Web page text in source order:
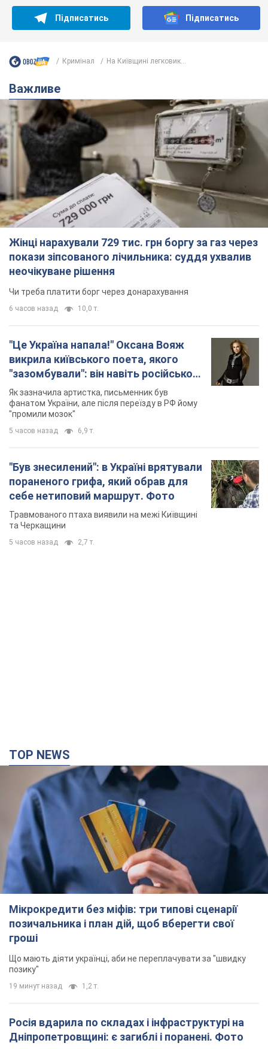
Підписатись Підписатись
Кримінал На Київщині легковик...
Важливе
Жінці нарахували 729 тис. грн боргу за газ через
покази зіпсованого лічильника: суддя ухвалив
неочікуване рішення
Чи треба платити борг через донарахування
6 часов назад 10,0 т.
"Це Україна напала!" Оксана Вояж
викрила київського поета, якого
"зазомбували": він навіть російської
не знав, а тепер хоче геноциду
українців
Як зазначила артистка, письменник був
фанатом України, але після переїзду в РФ йому
"промили мозок"
5 часов назад 6,9 т.
"Був знесилений": в Україні врятували
пораненого грифа, який обрав для
себе нетиповий маршрут. Фото
Травмованого птаха виявили на межі Київщині
та Черкащини
5 часов назад 2,7 т.
TOP NEWS
Мікрокредити без міфів: три типові сценарії
позичальника і план дій, щоб вберегти свої
гроші
Що мають діяти українці, аби не переплачувати за "швидку
позику"
19 минут назад 1,2 т.
Росія вдарила по складах і інфраструктурі на
Дніпропетровщині: є загиблі і поранені. Фото